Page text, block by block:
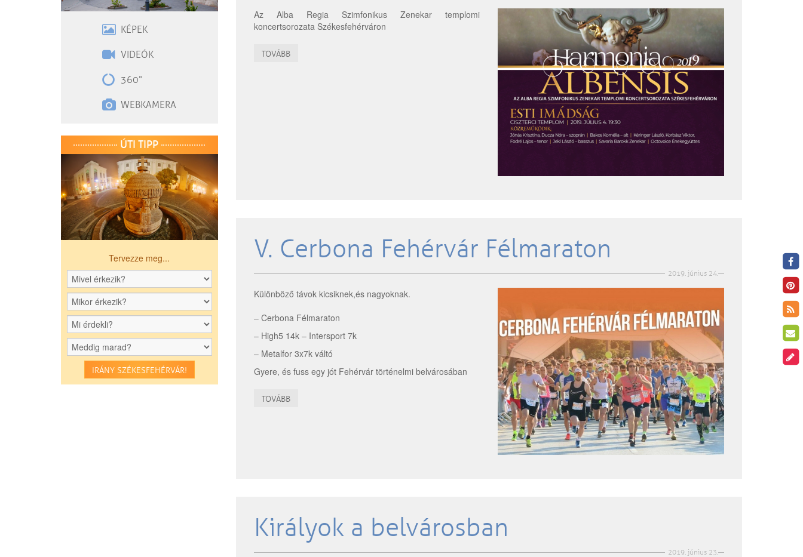
Az Alba Regia Szimfonikus Zenekar templomi
koncertsorozata Székesfehérváron
TOVÁBB
V. Cerbona Fehérvár Félmaraton
2019. június 24.
Különböző távok kicsiknek,és nagyoknak.
– Cerbona Félmaraton
– High5 14k – Intersport 7k
– Metalfor 3x7k váltó
Gyere, és fuss egy jót Fehérvár történelmi belvárosában
TOVÁBB
Királyok a belvárosban
2019. június 23.
KÉPEK
VIDEÓK
360°
WEBKAMERA
ÚTI TIPP
Tervezze meg...
IRÁNY SZÉKESFEHÉRVÁR!